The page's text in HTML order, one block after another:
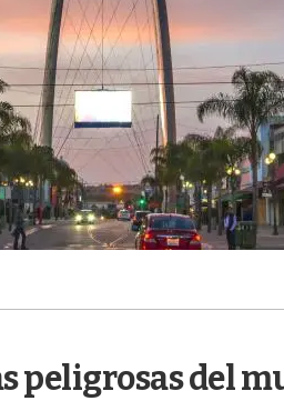
peligrosas del